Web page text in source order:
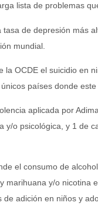
lista de problemas
de depresión más
mundial.
la OCDE el suicidio en
países donde
aplicada por
y/o psicológica, y 1 de
el consumo de
marihuana y/o nicotina
adición en niños y